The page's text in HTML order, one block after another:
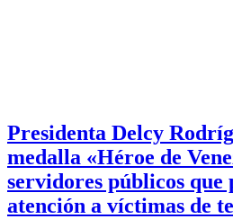
Presidenta Delcy
medalla «Héroe de
servidores públicos
atención a víctimas de